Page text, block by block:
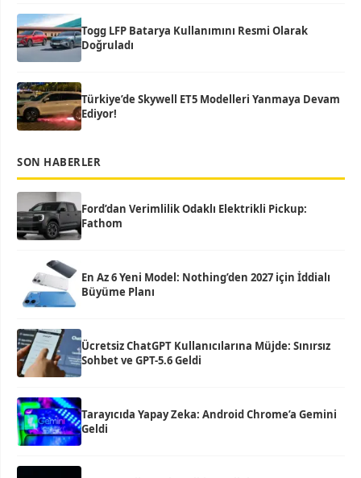
Togg LFP Batarya Kullanımını Resmi Olarak
Doğruladı
Türkiye’de Skywell ET5 Modelleri Yanmaya Devam
Ediyor!
SON HABERLER
Ford’dan Verimlilik Odaklı Elektrikli Pickup:
Fathom
En Az 6 Yeni Model: Nothing’den 2027 için İddialı
Büyüme Planı
Ücretsiz ChatGPT Kullanıcılarına Müjde: Sınırsız
Sohbet ve GPT-5.6 Geldi
Tarayıcıda Yapay Zeka: Android Chrome’a Gemini
Geldi